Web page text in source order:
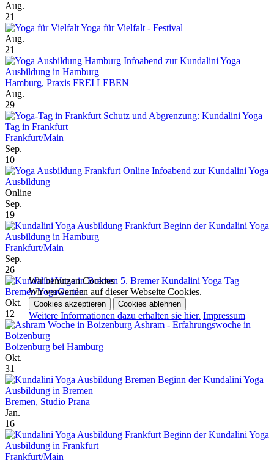
Aug.
21
Yoga für Vielfalt - Festival
Aug.
21
Infoabend zur Kundalini Yoga
Ausbildung in Hamburg
Hamburg, Praxis FREI LEBEN
Aug.
29
Schutz und Abgrenzung: Kundalini Yoga
Tag in Frankfurt
Frankfurt/Main
Sep.
10
Online Infoabend zur Kundalini Yoga
Ausbildung
Online
Sep.
19
Beginn der Kundalini Yoga
Ausbildung in Hamburg
Frankfurt/Main
Sep.
26
5. Bremer Kundalini Yoga Tag
Bremen YogaGarten
Okt.
12
Ashram - Erfahrungswoche in
Boizenburg
Boizenburg bei Hamburg
Okt.
31
Beginn der Kundalini Yoga
Ausbildung in Bremen
Bremen, Studio Prana
Jan.
16
Beginn der Kundalini Yoga
Ausbildung in Frankfurt
Frankfurt/Main
Wir benutzen Cookies
Wir verwenden auf dieser Webseite Cookies.
Cookies akzeptieren Cookies ablehnen
Weitere Informationen dazu erhalten sie hier. Impressum